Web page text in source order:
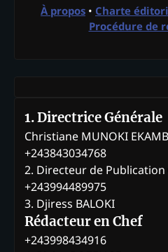
À propos • Charte
Procédure de
1. Directrice Générale
Christiane MUNOKI
+243843034768
2. Directeur de Publication
+243994489975
3. Djiress BALOKI
Rédacteur en Chef
+243998434916